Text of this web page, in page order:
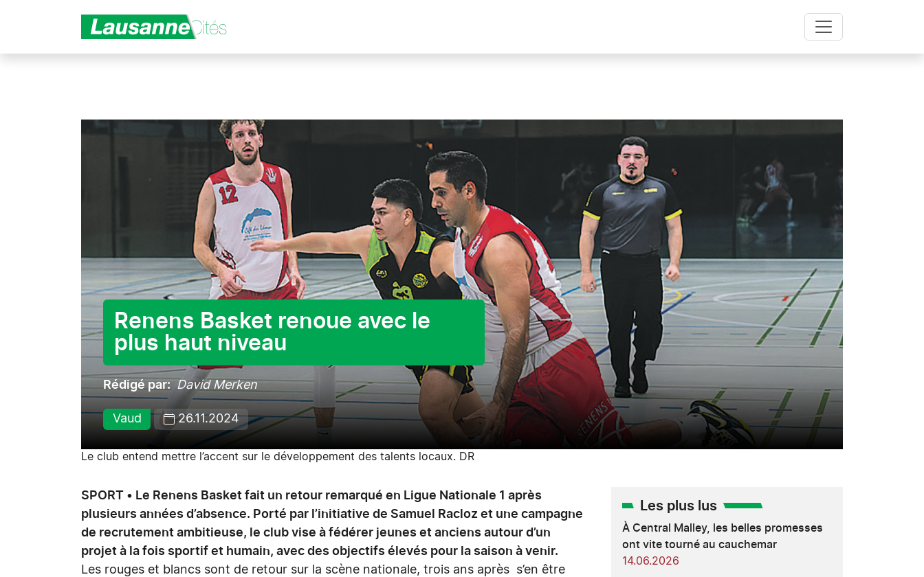
Renens Basket renoue avec le
plus haut niveau
Rédigé par David Merken
Vaud 26.11.2024
Le club entend mettre l’accent sur le développement des talents locaux. DR
SPORT • Le Renens Basket fait un retour remarqué en Ligue Nationale 1 après
plusieurs années d’absence. Porté par l’initiative de Samuel Racloz et une campagne
de recrutement ambitieuse, le club vise à fédérer jeunes et anciens autour d’un
projet à la fois sportif et humain, avec des objectifs élevés pour la saison à venir.
Les rouges et blancs sont de retour sur la scène nationale, trois ans après s’en être
Les plus lus
À Central Malley, les belles promesses
ont vite tourné au cauchemar
14.06.2026